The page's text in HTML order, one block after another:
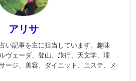
アリサ
い記事を主に担当しています。趣味
ヴェーダ、登山、旅行、天文学、理
ージ、美容、ダイエット、エステ、メ